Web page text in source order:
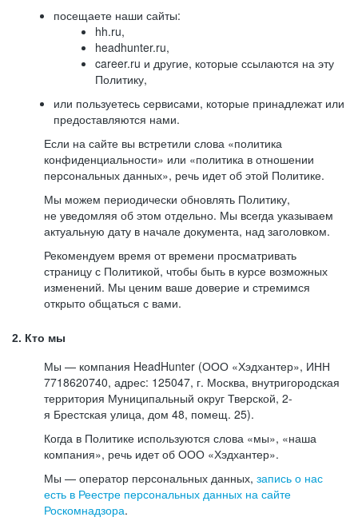
посещаете наши сайты:
hh.ru,
headhunter.ru,
career.ru и другие, которые ссылаются на эту
Политику,
или пользуетесь сервисами, которые принадлежат или
предоставляются нами.
Если на сайте вы встретили слова «политика
конфиденциальности» или «политика в отношении
персональных данных», речь идет об этой Политике.
Мы можем периодически обновлять Политику,
не уведомляя об этом отдельно. Мы всегда указываем
актуальную дату в начале документа, над заголовком.
Рекомендуем время от времени просматривать
страницу с Политикой, чтобы быть в курсе возможных
изменений. Мы ценим ваше доверие и стремимся
открыто общаться с вами.
2. Кто мы
Мы — компания HeadHunter (ООО «Хэдхантер», ИНН
7718620740, адрес: 125047, г. Москва, внутригородская
территория Муниципальный округ Тверской, 2-
я Брестская улица, дом 48, помещ. 25).
Когда в Политике используются слова «мы», «наша
компания», речь идет об ООО «Хэдхантер».
Мы — оператор персональных данных, запись о нас
есть в Реестре персональных данных на сайте
Роскомнадзора.